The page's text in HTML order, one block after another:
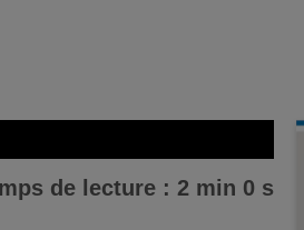
de lecture : 2 min 0 s